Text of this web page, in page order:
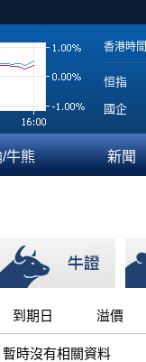
香港時間
恒指
國企
牛熊 新聞
到期日 溢價
暫時沒有相關資料